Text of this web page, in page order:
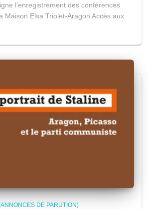
l’enregistrement des conférences
Maison Elsa Triolet-Aragon Accès aux
DE PARUTION)